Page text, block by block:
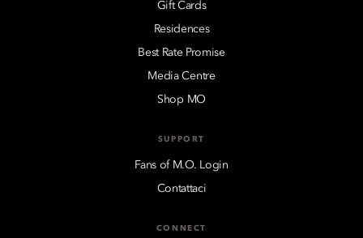
Gift Cards
Residences
Best Rate Promise
Media Centre
Shop MO
SUPPORT
Fans of M.O. Login
Contattaci
CONNECT